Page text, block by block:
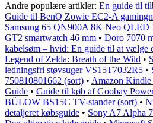
Andre populære artikler: En guide til
Guide til BenQ Zowie EC2-A
Samsung 65 QN900A 8K Neo QLED
GT2 smartwatch 46 mm • Doro 7070
kabelsøm – hvid: En guide til at vælge
Legend of Zelda: Breath of the Wild •
ledningsfri støvsuger VS15T7032R5 •
750810801662 (sort) • Amazon
Guide • Guide til køb af Goobay
BÜLOW BS15C TV-stander (sort) •
detaljeret købsguide • Sony A7 Alpha